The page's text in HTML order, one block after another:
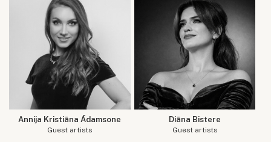
Annija Kristiāna Ādamsone
Guest artists
Diāna Bistere
Guest artists